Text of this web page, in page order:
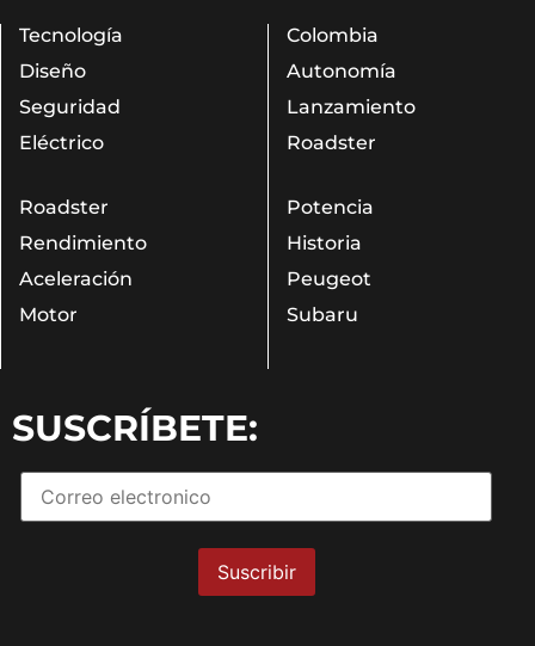
Tecnología
Diseño
Seguridad
Eléctrico
Colombia
Autonomía
Lanzamiento
Roadster
Roadster
Rendimiento
Aceleración
Motor
Potencia
Historia
Peugeot
Subaru
SUSCRÍBETE: